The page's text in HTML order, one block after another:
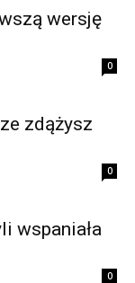
wersję
0
zdążysz
0
wspaniała
0